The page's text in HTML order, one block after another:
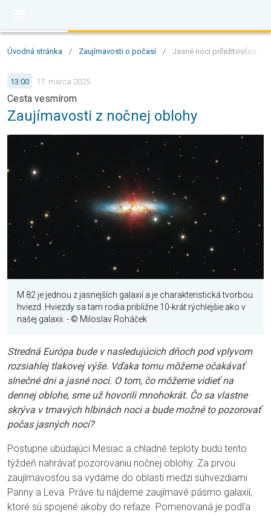
Úvodná stránka / Zaujímavosti o počasí / Jasné noci príležitosťou:
13:00 17. marca 2025
Cesta vesmírom
Zaujímavosti z nočnej oblohy
M 82 je jednou z jasnejších galaxií a je charakteristická tvorbou
hviezd. Hviezdy sa tam rodia približne 10-krát rýchlejšie ako v
našej galaxii. - © Miloslav Roháček
Stredná Európa bude v nasledujúcich dňoch pod vplyvom
rozsiahlej tlakovej výše. Vďaka tomu môžeme očakávať
slnečné dni a jasné noci. O tom, čo môžeme vidieť na
dennej oblohe, sme už hovorili mnohokrát. Čo sa vlastne
skrýva v tmavých hlbinách noci a bude možné to pozorovať
počas jasných nocí?
Postupne ubúdajúci Mesiac a chladné teploty budú tento
týždeň nahrávať pozorovaniu nočnej oblohy. Za prvou
zaujímavosťou sa vydáme do oblasti medzi súhvezdiami
Panny a Leva. Práve tu nájdeme zaujímavé pásmo galaxií,
ktoré sú spojené akoby do reťaze. Pomenovaná je podľa